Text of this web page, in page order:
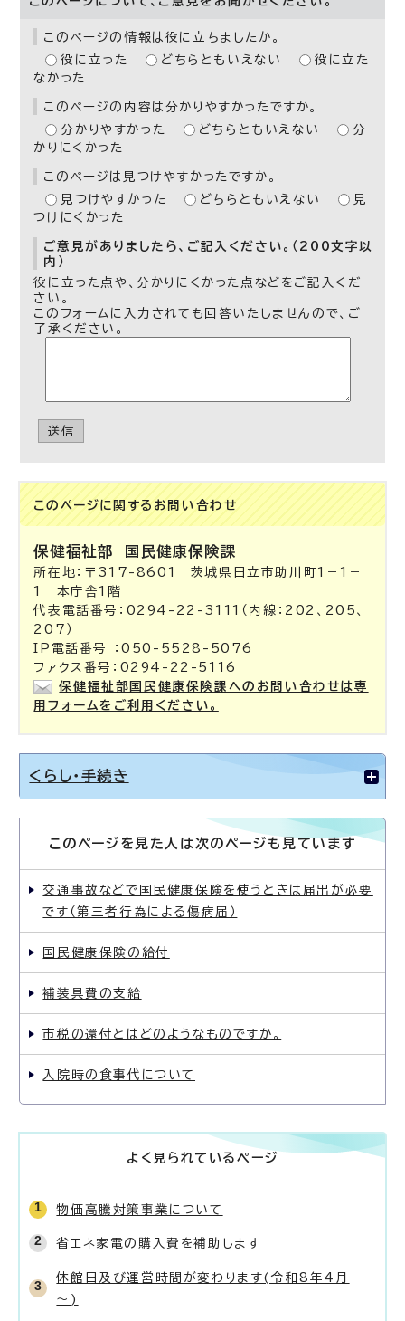
このページの情報は役に立ちましたか。
役に立った
どちらともいえない
役に立た
なかった
このページの内容は分かりやすかったですか。
分かりやすかった
どちらともいえない
分
かりにくかった
このページは見つけやすかったですか。
見つけやすかった
どちらともいえない
見
つけにくかった
ご意見がありましたら、ご記入ください。（200文字以
内）
役に立った点や、分かりにくかった点などをご記入くだ
さい。
このフォームに入力されても回答いたしませんので、ご
了承ください。
送信
このページに関する お問い合わせ
保健福祉部 国民健康保険課
所在地：〒317-8601 茨城県日立市助川町1－1－
1 本庁舎1階
代表電話番号：0294-22-3111（内線：202、205、
207）
IP電話番号 ：050-5528-5076
ファクス番号：0294-22-5116
保健福祉部国民健康保険課へのお問い合わせは専
用フォームをご利用ください。
くらし・手続き
このページを見た人は次のページも見ています
交通事故などで国民健康保険を使うときは届出が必要
です（第三者行為による傷病届）
国民健康保険の給付
補装具費の支給
市税の還付とはどのようなものですか。
入院時の食事代について
よく見られているページ
物価高騰対策事業について
省エネ家電の購入費を補助します
休館日及び運営時間が変わります(令和8年4月
～)